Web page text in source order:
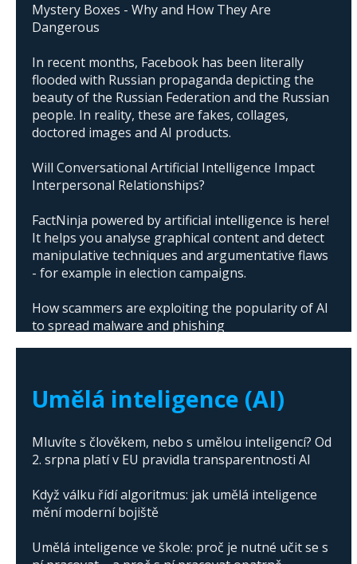
Mystery Boxes - Why and How They Are
Dangerous
In recent months, Facebook has been literally
flooded with Russian propaganda depicting the
beauty of the Russian Federation and the Russian
people. In reality, these are fakes, collages,
doctored images and AI products.
Will Conversational Artificial Intelligence Impact
Interpersonal Relationships?
FactNinja powered by artificial intelligence is here!
It helps you analyse graphical content and detect
manipulative techniques and argumentative flaws
- for example in election campaigns.
How scammers are exploiting the popularity of AI
to spread malware and phishing
Umělá inteligence (AI)
Mluvíte s člověkem, nebo s umělou inteligencí? Od
2. srpna platí v EU pravidla transparentnosti AI
Když válku řídí algoritmus: jak umělá inteligence
mění moderní bojiště
Umělá inteligence ve škole: proč je nutné učit se s